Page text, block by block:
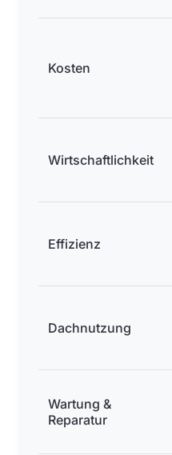
Kosten
Wirtschaftlichkeit
Effizienz
Dachnutzung
Wartung &
Reparatur